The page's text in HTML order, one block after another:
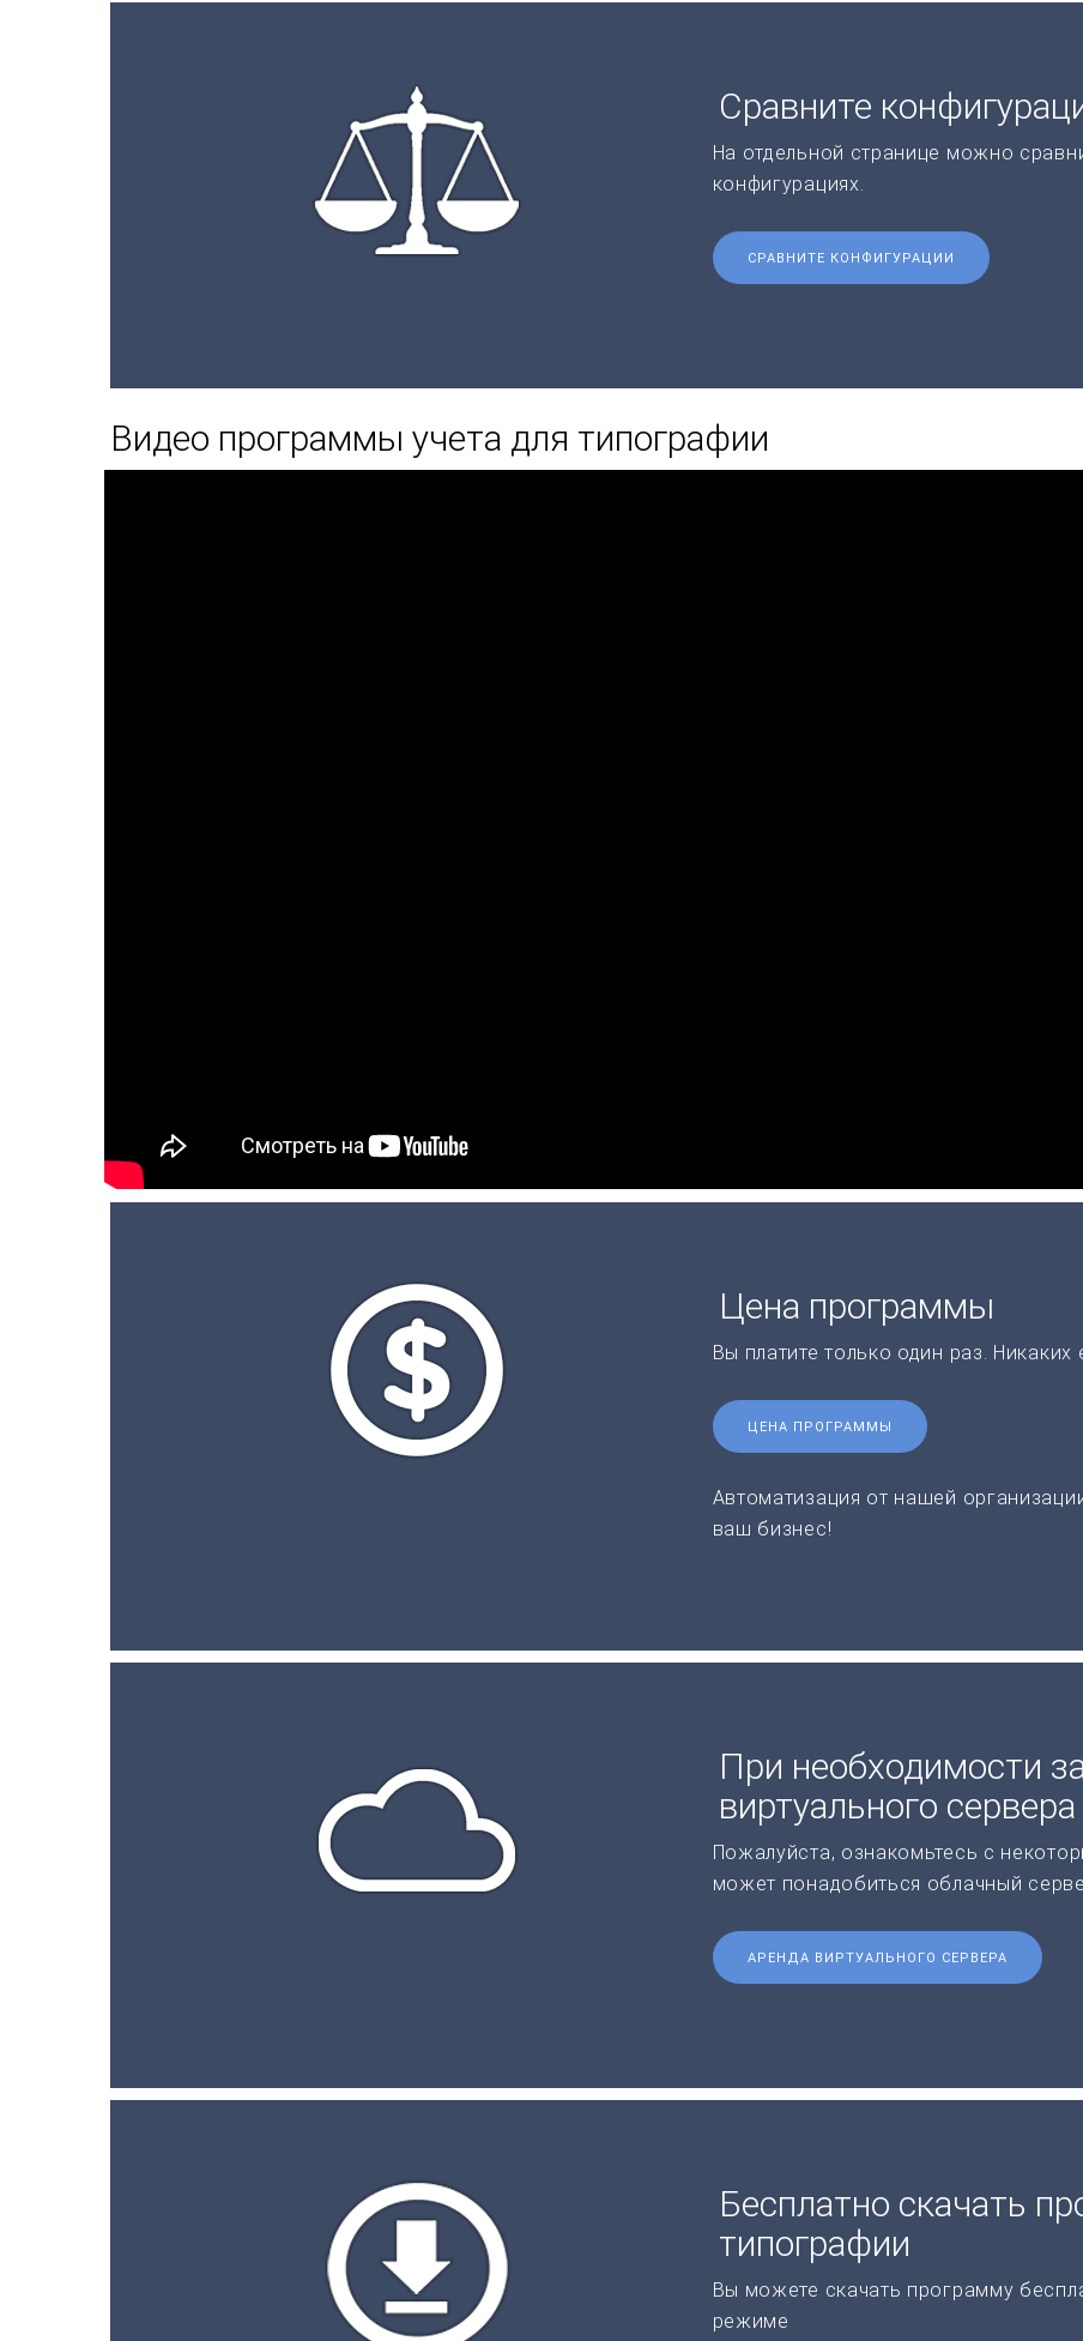
Сравните
На отдельной странице можно
конфигурациях.
СРАВНИТЕ КОНФИГУРАЦИИ
Видео программы учета для типографии
Цена программы
Вы платите только один раз.
ЦЕНА ПРОГРАММЫ
Автоматизация от нашей
ваш бизнес!
При необходимости
виртуального сервера
Пожалуйста, ознакомьтесь с
может понадобиться облачный
АРЕНДА ВИРТУАЛЬНОГО СЕРВЕРА
Бесплатно скачать
типографии
Вы можете скачать программу
режиме